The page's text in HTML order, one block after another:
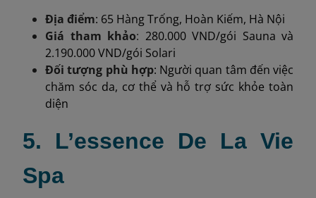
Địa điểm: 65 Hàng Trống, Hoàn Kiếm, Hà Nội
Giá tham khảo: 280.000 VND/gói Sauna và
2.190.000 VND/gói Solari
Đối tượng phù hợp: Người quan tâm đến việc
chăm sóc da, cơ thể và hỗ trợ sức khỏe toàn
diện
5. L’essence De La Vie
Spa